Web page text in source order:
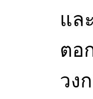
แล
ตอ
วง